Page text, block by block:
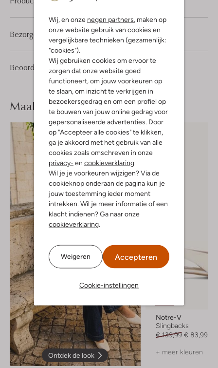
Wij, en onze negen partners , maken op
onze website gebruik van cookies en
vergelijkbare technieken (gezamenlijk:
"cookies").
Wij gebruiken cookies om ervoor te
zorgen dat onze website goed
functioneert, om jouw voorkeuren op
te slaan, om inzicht te verkrijgen in
bezoekersgedrag en om een profiel op
te bouwen van jouw online gedrag voor
gepersonaliseerde advertenties. Door
op "Accepteer alle cookies" te klikken,
ga je akkoord met het gebruik van alle
cookies zoals omschreven in onze
privacy- en cookieverklaring
Wil je je voorkeuren wijzigen? Via de
cookieknop onderaan de pagina kun je
jouw toestemming ieder moment
intrekken. Wil je meer informatie of een
klacht indienen? Ga naar onze
cookieverklaring
Weigeren Accepteren
Cookie-instellingen
Beoordelingen (1) 5
1
5
Sterren
Bezorgen & retourneren
Maak jelook compleet
Ontdek de look
Notre-V
Slingbacks
€ 139,99 € 83,99
+ meer kleuren